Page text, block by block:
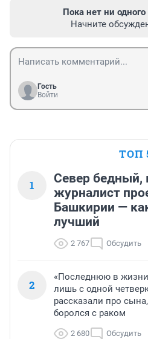
Пока нет ни
Начните
Гость
Войти
ТОП
1
Север бедный,
журналист
Башкирии —
лучший
2 767 Обсудить
2
«Последнюю в жизни
лишь с одной
рассказали про
боролся с раком
2 680 Обсудить